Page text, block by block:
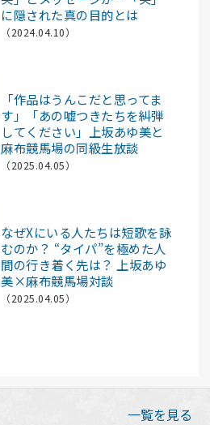
に隠された真の目的とは
（2024.04.10）
「作品はうんこだと思ってま
す」「あの嘘つきたちを糾弾
してください」上坂あゆ美と
麻布競馬場の同級生放談
（2025.04.05）
なぜXにいる人たちは短歌を詠
むのか？ “タイパ”を極めた人
間の行き着く先は？ 上坂あゆ
美×麻布競馬場対談
（2025.04.05）
一覧を見る